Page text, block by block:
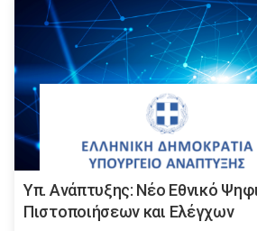
Υπ. Ανάπτυξης: Νέο Εθνικό
Πιστοποιήσεων και Ελέγχων